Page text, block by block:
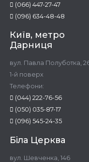
(066) 447-27-47
(096) 634-48-48
Київ, метро
Дарниця
вул. Павла Полуботка,
1-й поверх
Телефони:
(044) 222-76-56
(050) 035-87-17
(096) 545-24-35
Біла Церква
вул. Шевченка, 146